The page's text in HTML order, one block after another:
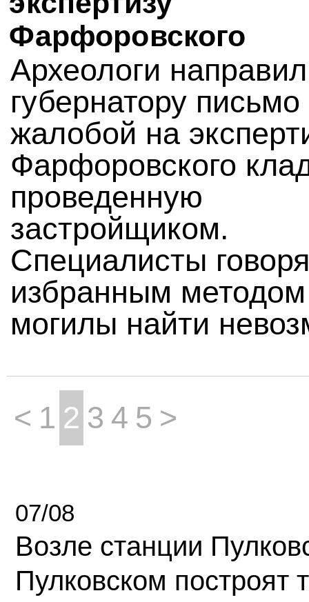
Фарфоровского
Археологи
губернатору письмо
жалобой на
Фарфоровского
проведенную
застройщиком.
Специалисты
избранным методом
могилы найти
< 1 2 3 4 5 >
07/08
Возле станции
Пулковском построят